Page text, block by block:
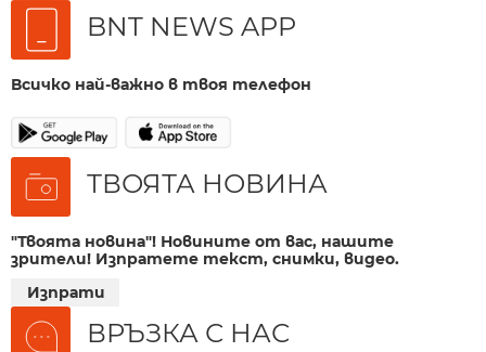
BNT NEWS APP
Всичко най-важно в твоя телефон
ТВОЯТА НОВИНА
"Твоята новина"! Новините от вас, нашите
зрители! Изпратете текст, снимки, видео.
Изпрати
ВРЪЗКА С НАС